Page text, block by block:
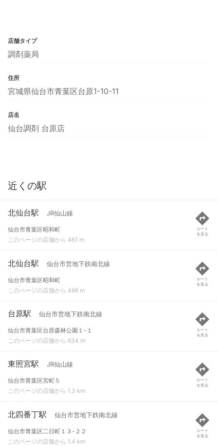
店舗タイプ
調剤薬局
住所
宮城県仙台市青葉区台原1-10-11
店名
仙台調剤 台原店
近くの駅
北仙台駅 JR仙山線
仙台市青葉区昭和町
このページの店舗から 461 m
ルート
を見る
北仙台駅 仙台市営地下鉄南北線
仙台市青葉区昭和町
このページの店舗から 496 m
ルート
を見る
台原駅 仙台市営地下鉄南北線
仙台市青葉区台原森林公園１-１
このページの店舗から 634 m
ルート
を見る
東照宮駅 JR仙山線
仙台市青葉区宮町５
このページの店舗から 1.3 km
ルート
を見る
北四番丁駅 仙台市営地下鉄南北線
仙台市青葉区二日町１３-２２
このページの店舗から 1.4 km
ルート
を見る